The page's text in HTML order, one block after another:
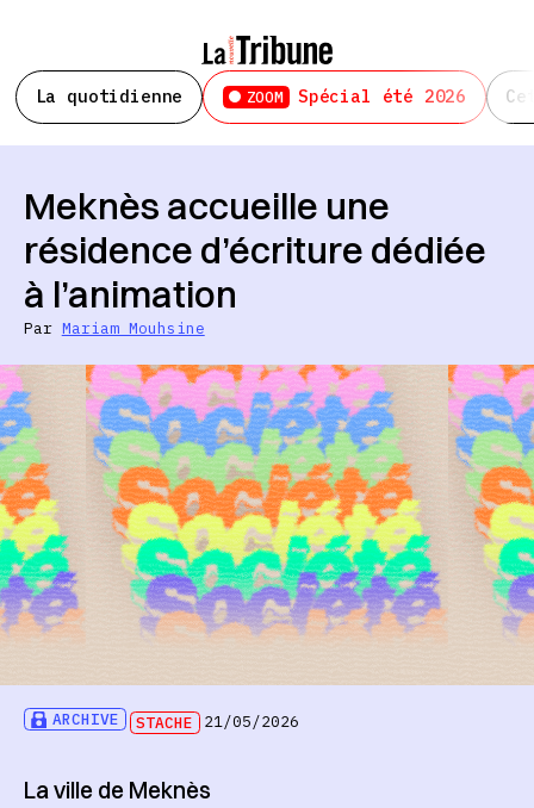
La quotidienne ZOOM Spécial été 2026
ARCHIVE STACHE 21/05/2026
Meknès accueille une
résidence d’écriture dédiée
à l’animation
Par Mariam Mouhsine
La ville de Meknès